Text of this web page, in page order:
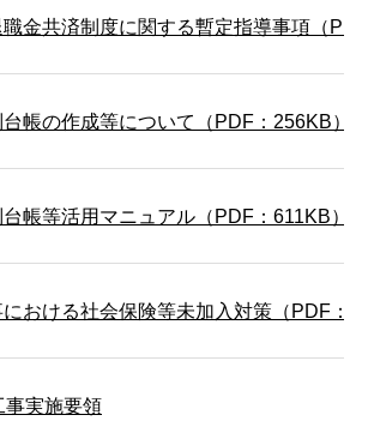
金共済制度に関する暫定指導事項（
帳の作成等について（PDF：256KB）
帳等活用マニュアル（PDF：611KB）
おける社会保険等未加入対策（PDF：
事実施要領